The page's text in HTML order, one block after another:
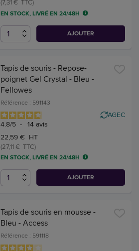
(7,31 € TTC)
EN STOCK, LIVRÉ EN 24/48H
AJOUTER
Tapis de souris - Repose-
poignet Gel Crystal - Bleu -
Fellowes
Référence : 591143
4.8/5 - 14 avis
AGEC
22,59 € HT
(27,11 € TTC)
EN STOCK, LIVRÉ EN 24/48H
AJOUTER
Tapis de souris en mousse -
Bleu - Access
Référence : 591118